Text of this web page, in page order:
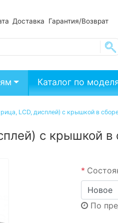
Доставка Гарантия/Возврат
Каталог по
LCD, дисплей) с крышкой в
с крышкой в
*
По